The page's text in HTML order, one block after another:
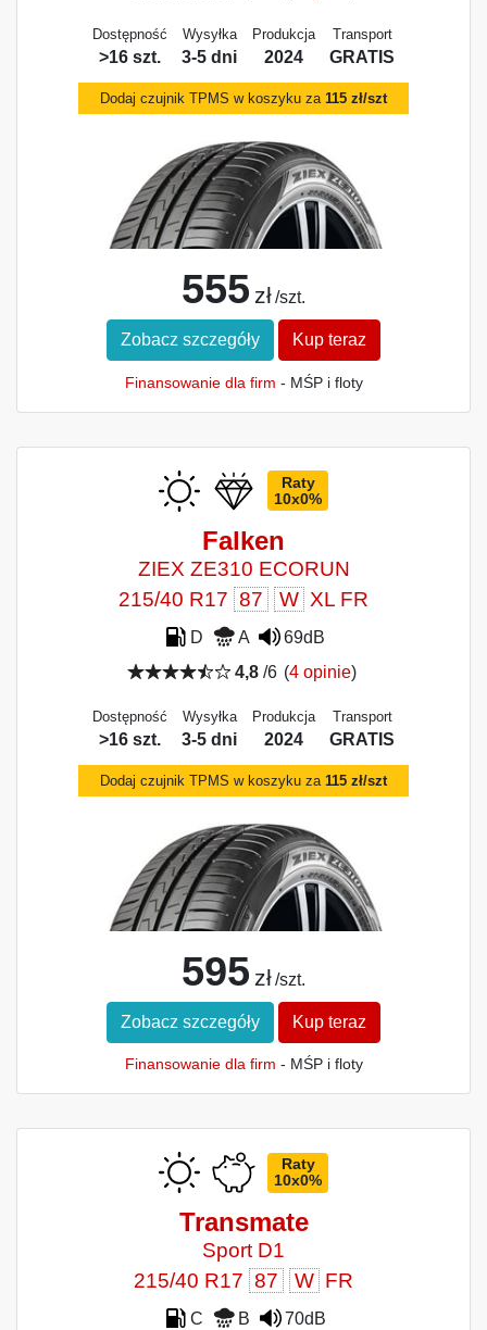
Dostępność
>16 szt.
Wysyłka
3-5 dni
Produkcja
2024
Transport
GRATIS
Dodaj czujnik TPMS w koszyku za 115 zł/szt
555 zł /szt.
Zobacz szczegóły Kup teraz
Finansowanie dla firm - MŚP i floty
Raty
10x0%
Falken
ZIEX ZE310 ECORUN
215/40 R17 87 W XL FR
D A
69dB
4,8/6 (4 opinie)
Dostępność
>16 szt.
Wysyłka
3-5 dni
Produkcja
2024
Transport
GRATIS
Dodaj czujnik TPMS w koszyku za 115 zł/szt
595 zł /szt.
Zobacz szczegóły Kup teraz
Finansowanie dla firm - MŚP i floty
Raty
10x0%
Transmate
Sport D1
215/40 R17 87 W FR
C B 70dB